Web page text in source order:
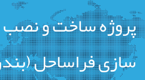
منوی
کاربری
پروژه ساخت و
سازی فراساحل